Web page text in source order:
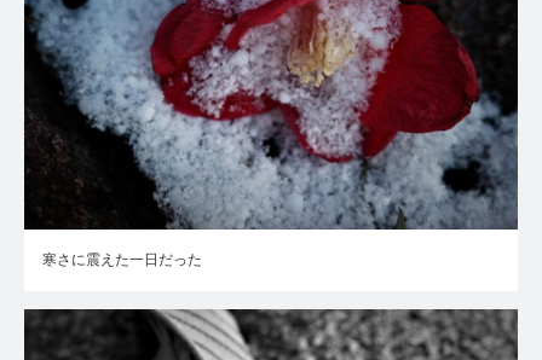
寒さに震えた一日だった